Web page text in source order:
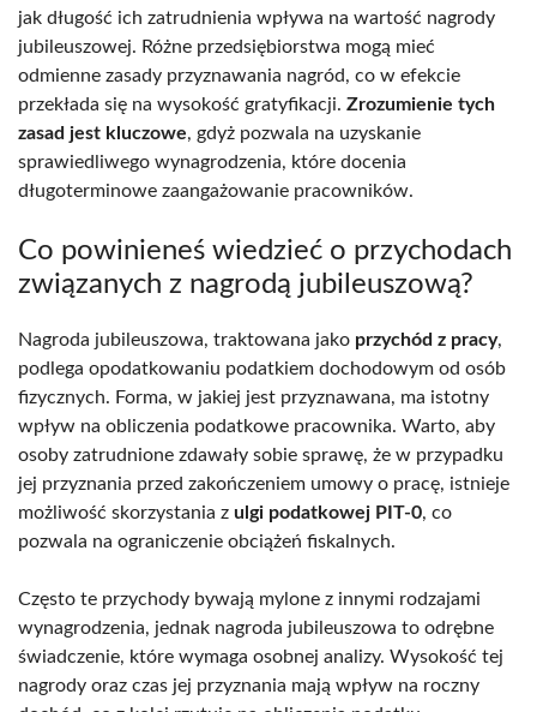
jak długość ich zatrudnienia wpływa na wartość nagrody
jubileuszowej. Różne przedsiębiorstwa mogą mieć
odmienne zasady przyznawania nagród, co w efekcie
przekłada się na wysokość gratyfikacji. Zrozumienie tych
zasad jest kluczowe, gdyż pozwala na uzyskanie
sprawiedliwego wynagrodzenia, które docenia
długoterminowe zaangażowanie pracowników.
Co powinieneś wiedzieć o przychodach
związanych z nagrodą jubileuszową?
Nagroda jubileuszowa, traktowana jako przychód z pracy,
podlega opodatkowaniu podatkiem dochodowym od osób
fizycznych. Forma, w jakiej jest przyznawana, ma istotny
wpływ na obliczenia podatkowe pracownika. Warto, aby
osoby zatrudnione zdawały sobie sprawę, że w przypadku
jej przyznania przed zakończeniem umowy o pracę, istnieje
możliwość skorzystania z ulgi podatkowej PIT-0, co
pozwala na ograniczenie obciążeń fiskalnych.
Często te przychody bywają mylone z innymi rodzajami
wynagrodzenia, jednak nagroda jubileuszowa to odrębne
świadczenie, które wymaga osobnej analizy. Wysokość tej
nagrody oraz czas jej przyznania mają wpływ na roczny